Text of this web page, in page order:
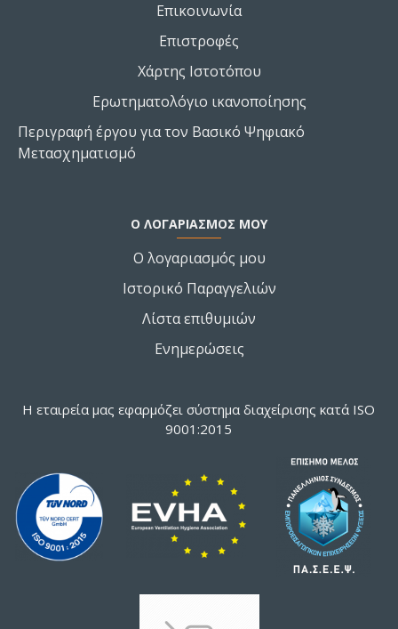
Επικοινωνία
Επιστροφές
Χάρτης Ιστοτόπου
Ερωτηματολόγιο ικανοποίησης
Περιγραφή έργου για τον Βασικό Ψηφιακό
Μετασχηματισμό
Ο ΛΟΓΑΡΙΑΣΜΌΣ ΜΟΥ
Ο λογαριασμός μου
Ιστορικό Παραγγελιών
Λίστα επιθυμιών
Ενημερώσεις
Η εταιρεία μας εφαρμόζει σύστημα διαχείρισης κατά ISO
9001:2015